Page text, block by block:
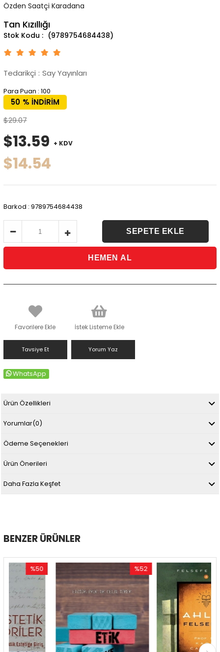
Özden Saatçi Karadana
Tan Kızıllığı
(9789754684438)
Tedarikçi : Say Yayınları
Para Puan : 100
%
50
İNDIRIM
$29.07
$13.59 + KDV
$14.54
Barkod : 9789754684438
Favorilere Ekle İstek Listeme Ekle
Tavsiye Et Yorum Yaz
WhatsApp
Ürün Özellikleri
Yorumlar(0)
Ödeme Seçenekleri
Ürün Önerileri
Daha Fazla Keşfet
BENZER ÜRÜNLER
İndirim
%52İndirim